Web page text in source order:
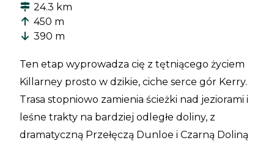
24.3 km
450 m
390 m
Ten etap wyprowadza cię z tętniącego życiem
Killarney prosto w dzikie, ciche serce gór Kerry.
Trasa stopniowo zamienia ścieżki nad jeziorami i
leśne trakty na bardziej odległe doliny, z
dramatyczną Przełęczą Dunloe i Czarną Doliną